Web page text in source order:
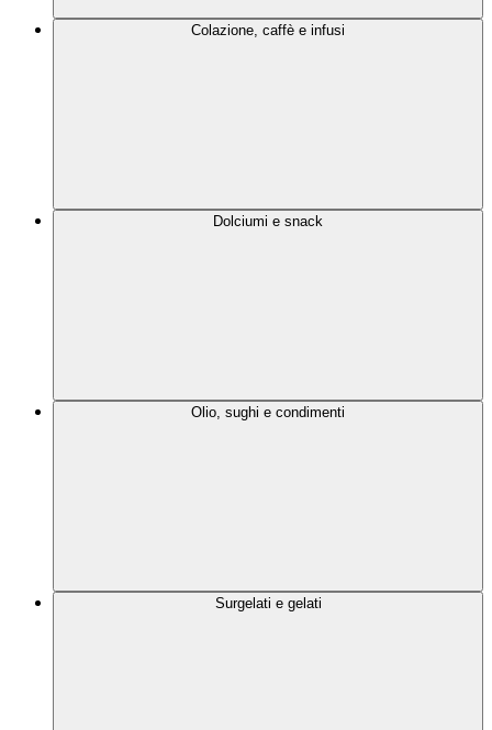
Colazione, caffè e infusi
Dolciumi e snack
Olio, sughi e condimenti
Surgelati e gelati